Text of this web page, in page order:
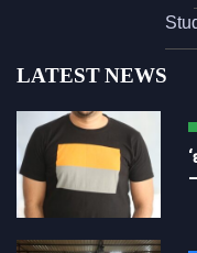
LATEST NEWS